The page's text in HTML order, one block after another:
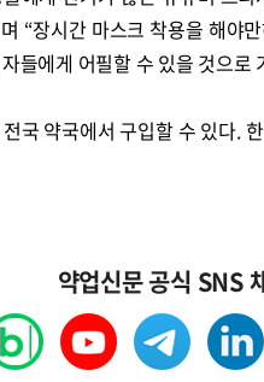
“장시간 마스크 착용을 해야
들에게 어필할 수 있을 것으로
국 약국에서 구입할 수 있다.
약업신문 공식 SNS